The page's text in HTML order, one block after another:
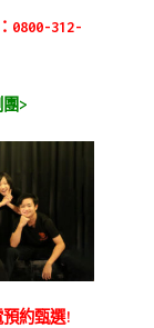
0800-312-
>
約甄選!